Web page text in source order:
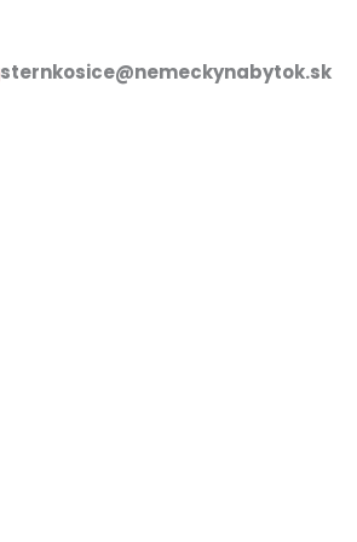
sternkosice@nemeckynabytok.sk